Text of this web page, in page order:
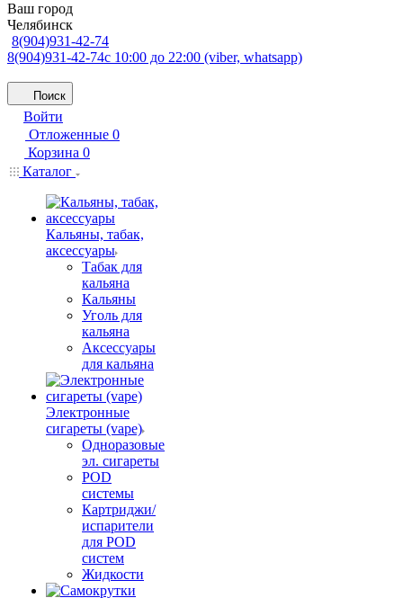
Ваш город
Челябинск
8(904)931-42-74
8(904)931-42-74с 10:00 до 22:00 (viber, whatsapp)
Поиск
Войти
Отложенные 0
Корзина 0
Каталог
Кальяны, табак,
аксессуары
Табак для
кальяна
Кальяны
Уголь для
кальяна
Аксессуары
для кальяна
Электронные
сигареты (vape)
Одноразовые
эл. сигареты
POD
системы
Картриджи/
испарители
для POD
систем
Жидкости